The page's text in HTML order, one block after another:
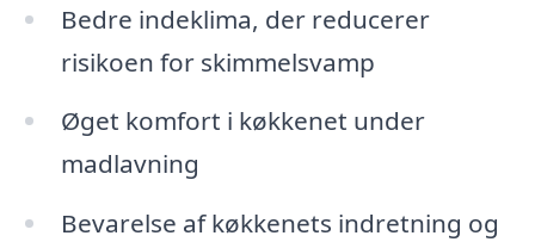
Bedre indeklima, der reducerer
risikoen for skimmelsvamp
Øget komfort i køkkenet under
madlavning
Bevarelse af køkkenets indretning og